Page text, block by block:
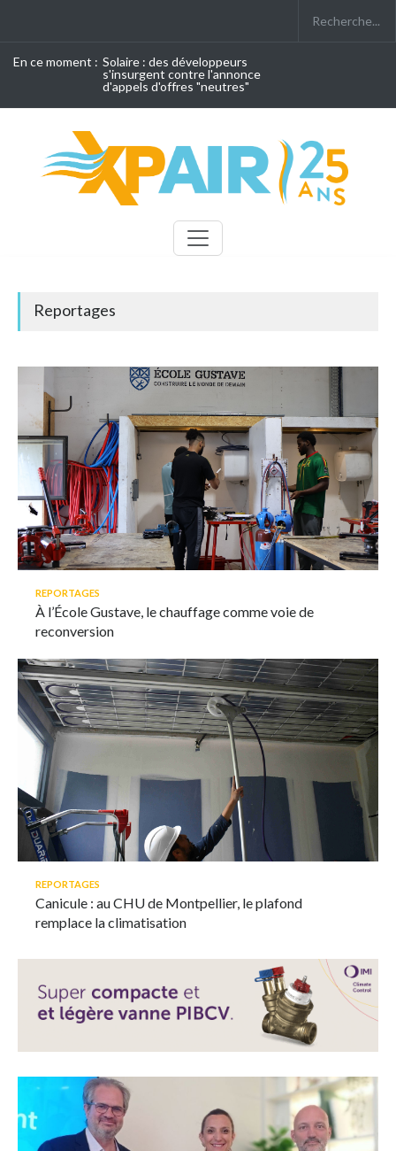
En ce moment : Solaire : des développeurs
s'insurgent contre l'annonce
d'appels d'offres "neutres"
Reportages
REPORTAGES
À l’École Gustave, le chauffage comme voie de
reconversion
REPORTAGES
Canicule : au CHU de Montpellier, le plafond
remplace la climatisation